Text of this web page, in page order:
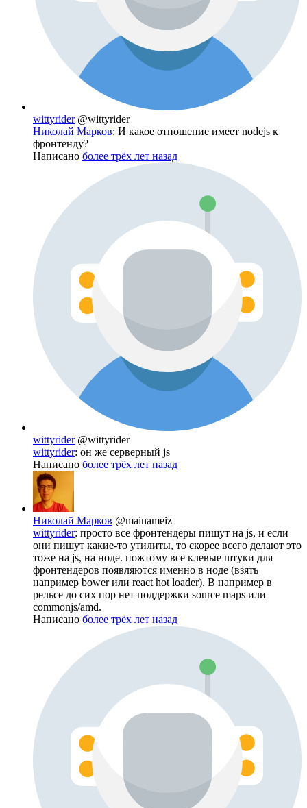
wittyrider @wittyrider
Николай Марков: И какое отношение имеет nodejs к
фронтенду?
Написано более трёх лет назад
wittyrider @wittyrider
wittyrider: он же серверный js
Написано более трёх лет назад
Николай Марков @mainameiz
wittyrider: просто все фронтендеры пишут на js, и если
они пишут какие-то утилиты, то скорее всего делают это
тоже на js, на ноде. пожтому все клевые штуки для
фронтендеров появляются именно в ноде (взять
например bower или react hot loader). B например в
рельсе до сих пор нет поддержки source maps или
commonjs/amd.
Написано более трёх лет назад